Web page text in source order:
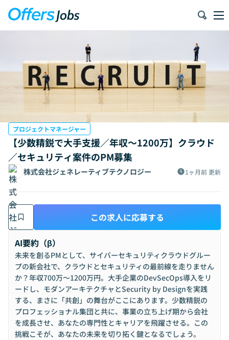
プロジェクトマネージャー
【少数精鋭で大手支援／年収〜1200万】クラウド
／セキュリティ案件のPM募集
株式会社ジェネレーティブテクノロジー 1ヶ月前 更新
この求人に応募する
AI要約（β）
未来を創るPMとして、サイバーセキュリティクラウドグルー
プの新会社で、クラウドとセキュリティの最前線を走りません
か？年収700万〜1200万円。大手企業のDevSecOps導入をリ
ードし、モダンアーキテクチャとSecurity by Designを実践
する、まさに「共創」の舞台がここにあります。少数精鋭の
プロフェッショナル集団と共に、事業の立ち上げ期から会社
を成長させ、あなたの専門性とキャリアを飛躍させる。この
挑戦こそが、あなたの未来を切り拓く鍵となるでしょう。